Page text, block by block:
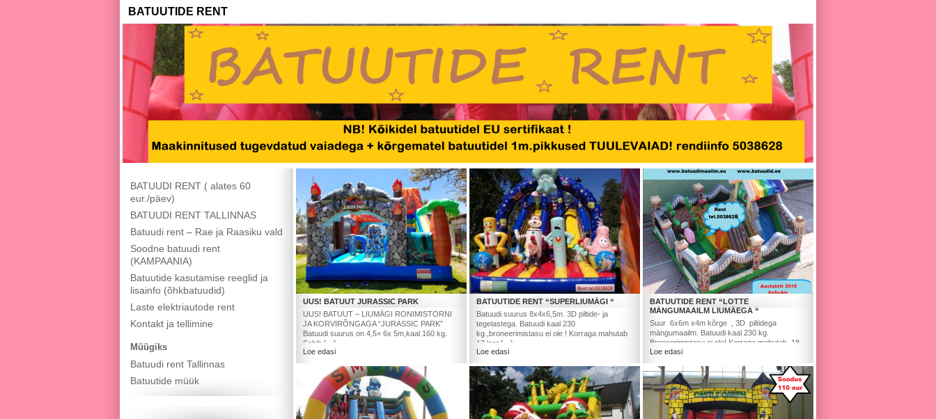
BATUUTIDE RENT
UUS! BATUUT JURASSIC PARK
UUS! BATUUT – LIUMÄGI RONIMISTORNI
JA KORVIRÕNGAGA “JURASSIC PARK”
Batuudi suurus on 4,5× 6x 5m,kaal 160 kg.
Sobib […]
Loe edasi
BATUUTIDE RENT “SUPERLIUMÄGI “
Batuudi suurus 8x4x6,5m. 3D piltide- ja
tegelastega. Batuudi kaal 230
kg.,broneerimistasu ei ole ! Korraga mahutab
17 last […]
Loe edasi
BATUUTIDE RENT “LOTTE
MÄNGUMAAILM LIUMÄEGA “
Suur 6x6m x4m kõrge , 3D piltidega
mängumaailm. Batuudi kaal 230 kg.
Broneerimistasu ei ole! Korraga mahutab 18
[…]
Loe edasi
BATUUDI RENT ( alates 60
eur./päev)
BATUUDI RENT TALLINNAS
Batuudi rent – Rae ja Raasiku vald
Soodne batuudi rent
(KAMPAANIA)
Batuutide kasutamise reeglid ja
lisainfo (õhkbatuudid)
Laste elektriautode rent
Kontakt ja tellimine
Müügiks
Batuudi rent Tallinnas
Batuutide müük